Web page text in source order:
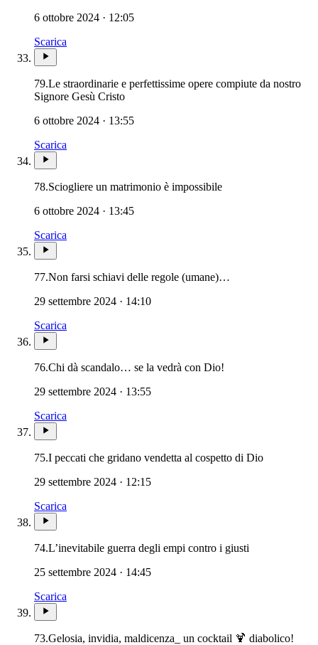
6 ottobre 2024 · 12:05
Scarica
79.Le straordinarie e perfettissime opere compiute da nostro
Signore Gesù Cristo
6 ottobre 2024 · 13:55
Scarica
78.Sciogliere un matrimonio è impossibile
6 ottobre 2024 · 13:45
Scarica
77.Non farsi schiavi delle regole (umane)…
29 settembre 2024 · 14:10
Scarica
76.Chi dà scandalo… se la vedrà con Dio!
29 settembre 2024 · 13:55
Scarica
75.I peccati che gridano vendetta al cospetto di Dio
29 settembre 2024 · 12:15
Scarica
74.L’inevitabile guerra degli empi contro i giusti
25 settembre 2024 · 14:45
Scarica
73.Gelosia, invidia, maldicenza_ un cocktail 🍹 diabolico!